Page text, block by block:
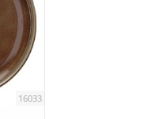
16033